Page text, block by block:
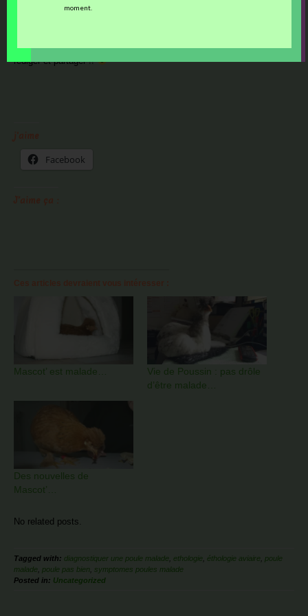
rédiger et partager !!
Facebook
Mascot’ est malade…
Vie de Poussin : pas drôle
d’être malade…
Des nouvelles de
Mascot’…
No related posts.
Tagged with: diagnostiquer une poule malade ethologie éthologie aviaire
poule
malade
poule pas bien symptomes poules malade
Posted in: Uncategorized
moment.